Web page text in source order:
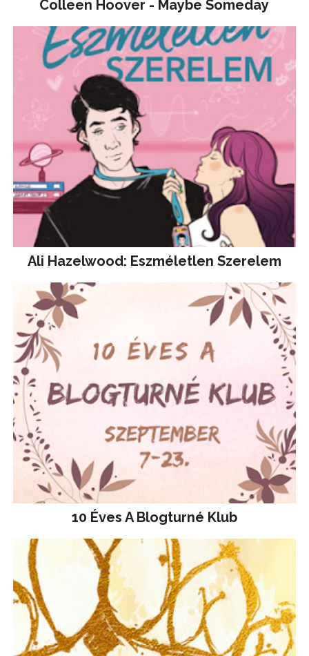
Colleen Hoover - Maybe Someday
Ali Hazelwood: Eszméletlen Szerelem
10 Éves A Blogturné Klub